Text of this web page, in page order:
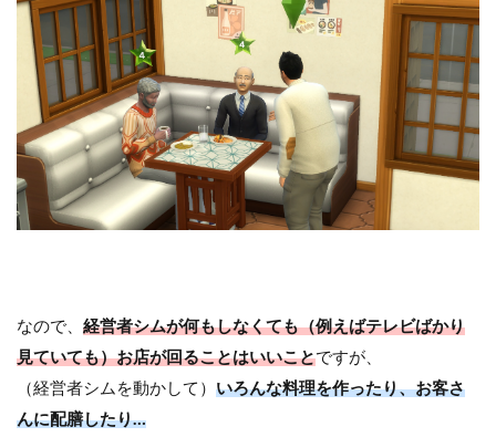
なので、 経営者シムが何もしなくても（例えばテレビばかり
見ていても）お店が回ることはいいことですが、
（経営者シムを動かして） いろんな料理を作ったり、お客さ
んに配膳したり…